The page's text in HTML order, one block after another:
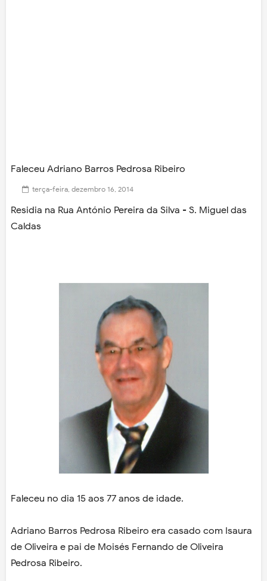
Faleceu Adriano Barros Pedrosa Ribeiro
terça-feira, dezembro 16, 2014
Residia na Rua António Pereira da Silva - S. Miguel das
Caldas
Faleceu no dia 15 aos 77 anos de idade.
Adriano Barros Pedrosa Ribeiro era casado com Isaura
de Oliveira e pai de Moisés Fernando de Oliveira
Pedrosa Ribeiro.